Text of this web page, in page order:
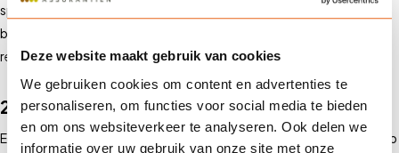
Deze website maakt gebruik van cookies
We gebruiken cookies om content en advertenties te
personaliseren, om functies voor social media te bieden
en om ons websiteverkeer te analyseren. Ook delen we
informatie over uw gebruik van onze site met onze
speciaal is opgezet voor een bepaalde sector of bedrijf. Dit fonds
beheert de pensioenpremies en keert de pensioenen uit volgens de
regels van het fonds.
2. Premiepensioeninstelling (PPI)
Een PPI biedt werkgevers de mogelijkheid om pensioenregelingen op